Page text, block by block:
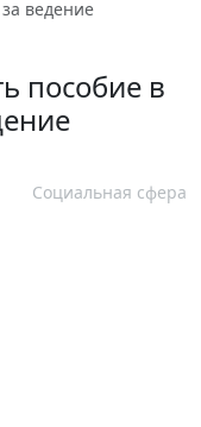
ведение
пособие в
Социальная сфера